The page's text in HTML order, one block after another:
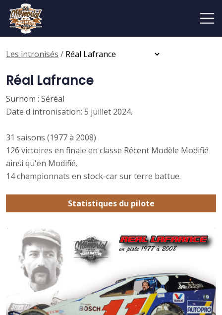
Les intronisés /
Réal Lafrance
Surnom : Séréal
Date d'intronisation: 5 juillet 2024.
31 saisons (1977 à 2008)
126 victoires en finale en classe Récent Modèle Modifié
ainsi qu'en Modifié.
14 championnats en stock-car sur terre battue.
Statistiques du pilote